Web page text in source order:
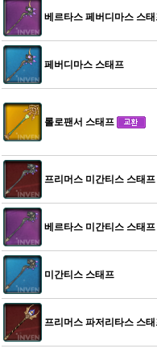
베르타스 페버디마스 스
페버디마스 스태프
롤로팬서 스태프
프리머스 미간티스 스태프
베르타스 미간티스 스태프
미간티스 스태프
프리머스 파저리타스 스